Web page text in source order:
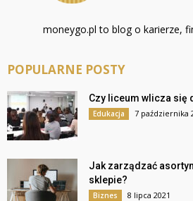
moneygo.pl to blog o karierze,
POPULARNE POSTY
Czy liceum wlicza się
Edukacja 7 października
Jak zarządzać
sklepie?
Biznes 8 lipca 2021